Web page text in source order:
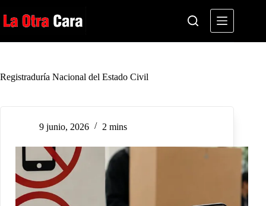
al
contenido
Registraduría Nacional del Estado Civil
9 junio, 2026 2 mins